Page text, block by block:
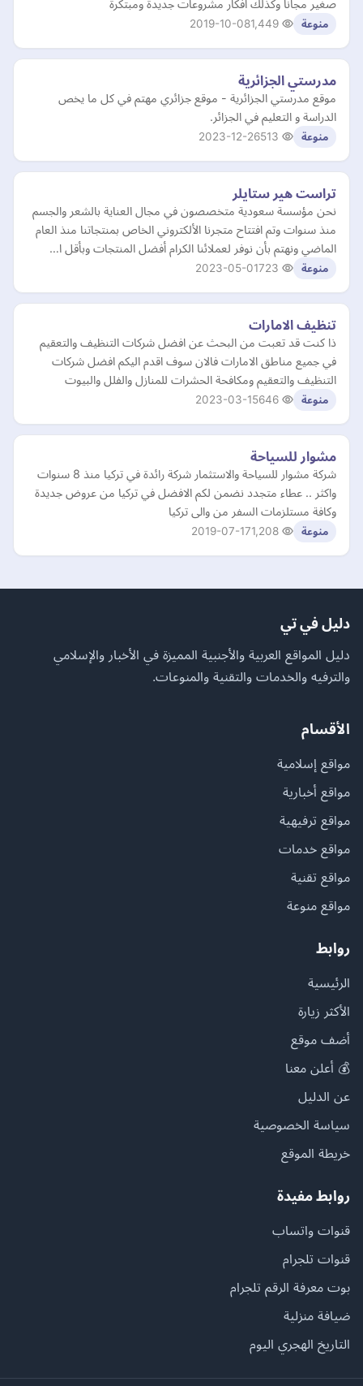
صغير مجانا وكذلك افكار مشروعات جديدة ومبتكرة
منوعة 2019-10-08
مدرستي الجزائرية
موقع مدرستي الجزائرية - موقع جزائري مهتم في كل ما يخص
الدراسة و التعليم في الجزائر.
منوعة 2023-12-26
تراست هير ستايلر
نحن مؤسسة سعودية متخصصون في مجال العناية بالشعر والجسم
منذ سنوات وتم افتتاح متجرنا الألكتروني الخاص بمنتجاتنا منذ العام
الماضي ونهتم بأن نوفر لعملائنا الكرام أفضل المنتجات وبأقل ا…
منوعة 2023-05-01
تنظيف الامارات
ذا كنت قد تعبت من البحث عن افضل شركات التنظيف والتعقيم
في جميع مناطق الامارات فالان سوف اقدم اليكم افضل شركات
التنظيف والتعقيم ومكافحة الحشرات للمنازل والفلل والبيوت
منوعة 2023-03-15
مشوار للسياحة
شركة مشوار للسياحة والاستثمار شركة رائدة في تركيا منذ 8 سنوات
واكثر .. عطاء متجدد نضمن لكم الافضل في تركيا من عروض جديدة
وكافة مستلزمات السفر من والى تركيا
منوعة 2019-07-17
دليل في تي
دليل المواقع العربية والأجنبية المميزة في الأخبار والإسلامي
والترفيه والخدمات والتقنية والمنوعات.
الأقسام
مواقع إسلامية
مواقع أخبارية
مواقع ترفيهية
مواقع خدمات
مواقع تقنية
مواقع منوعة
روابط
الرئيسية
الأكثر زيارة
أضف موقع
💰 أعلن معنا
عن الدليل
سياسة الخصوصية
خريطة الموقع
روابط مفيدة
قنوات واتساب
قنوات تلجرام
بوت معرفة الرقم تلجرام
ضيافة منزلية
التاريخ الهجري اليوم